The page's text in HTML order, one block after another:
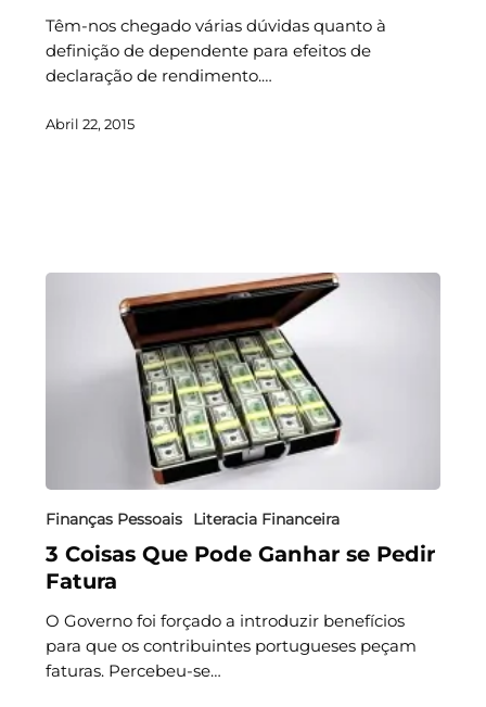
Têm-nos chegado várias dúvidas quanto à
definição de dependente para efeitos de
declaração de rendimento.…
Abril 22, 2015
Finanças Pessoais Literacia Financeira
3 Coisas Que Pode Ganhar se Pedir
Fatura
O Governo foi forçado a introduzir benefícios
para que os contribuintes portugueses peçam
faturas. Percebeu-se…